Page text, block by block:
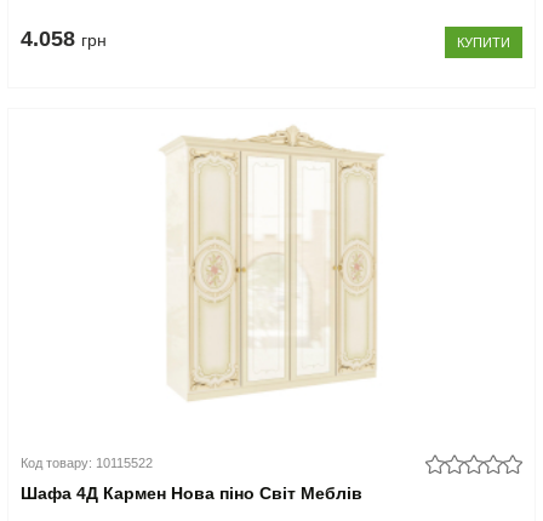
4.058 грн КУПИТИ
Код товару: 10115522
Шафа 4Д Кармен Нова піно Світ Меблів